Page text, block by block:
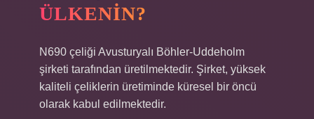
ÜLKENIN?
N690 çeliği Avusturyalı Böhler-Uddeholm
şirketi tarafından üretilmektedir. Şirket, yüksek
kaliteli çeliklerin üretiminde küresel bir öncü
olarak kabul edilmektedir.